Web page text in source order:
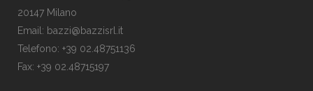
20147 Milano
Email: bazzi@bazzisrl.it
Telefono: +39 02.48751136
Fax: +39 02.48715197